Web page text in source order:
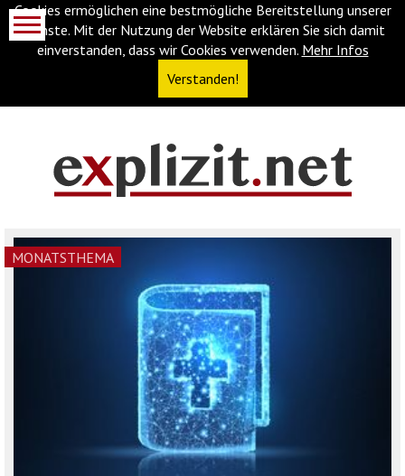
Cookies ermöglichen eine bestmögliche Bereitstellung unserer
Dienste. Mit der Nutzung der Website erklären Sie sich damit
einverstanden, dass wir Cookies verwenden. Mehr Infos
Verstanden!
(Accesskey
'1')Zur
MONATSTHEMA